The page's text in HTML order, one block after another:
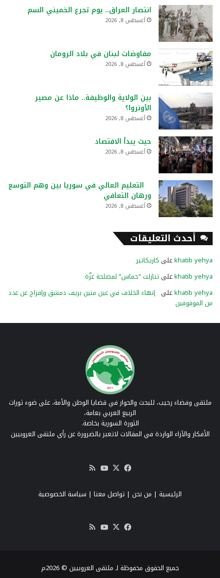
انتصار العراق.. يوم تجرع الخميني السم
أغسطس 8, 2026
مفاوضات لبنان في بلاد الرومان
أغسطس 8, 2026
بين الولاية والوظيفة.. ماذا عن مصير
الأونروا؟
أغسطس 8, 2026
حيث يبدأ الاقتصاد
أغسطس 8, 2026
التعليم العالي في سوريا بين وهم التوسع
ورهان التعافي
أغسطس 8, 2026
أحدث التعليقات
khatib yehyaعلى كاريكاتير
khatib yehyaعلى تنازلت “حماس” لمصلحة غزّة
khatib yehyaعلى إنهاء الخلاف في عين منين بريف دمشق وإفراج عن عدد
من الموقوفين
ملتقى وفضاء رحيب، للبحث والحوار في قضايا الوطن والأمة، على ضوء ثورات
الربيع العربي بعامة،
الثورة السورية بخاصة.
الأفكار والآراء الواردة في المقالات لاتعبر بالضرورة عن رأي ملتقى العروبيين
فيسبوك
‫X
‫YouTube
RSS
الرئيسية | من نحن | تواصل معنا | سياسة الخصوصية
فيسبوك
‫X
‫YouTube
جميع الحقوق محفوظة لـ ملتقى العروبيين © 2026م